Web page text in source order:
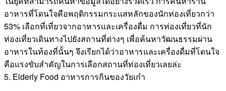
อาหารที่โดนใจคือพฤติกรรมกระแสหลักของนักท่องเที่ยวกว่า
53% เลือกที่เที่ยวจากอาหารและเครื่องดื่ม การท่องเที่ยวที่นัก
ท่องเที่ยวเดินทางไปยังสถานที่ต่างๆ เพื่อค้นหาวัฒนธรรมผ่าน
อาหารในท้องที่นั้นๆ จึงเรียกได้ว่าอาหารและเครื่องดื่มที่โดนใจ
คือแรงขับสำคัญในการเลือกสถานที่ท่องเที่ยวเลยล่ะ
5. Elderly Food อาหารการกินของวัยเก๋า